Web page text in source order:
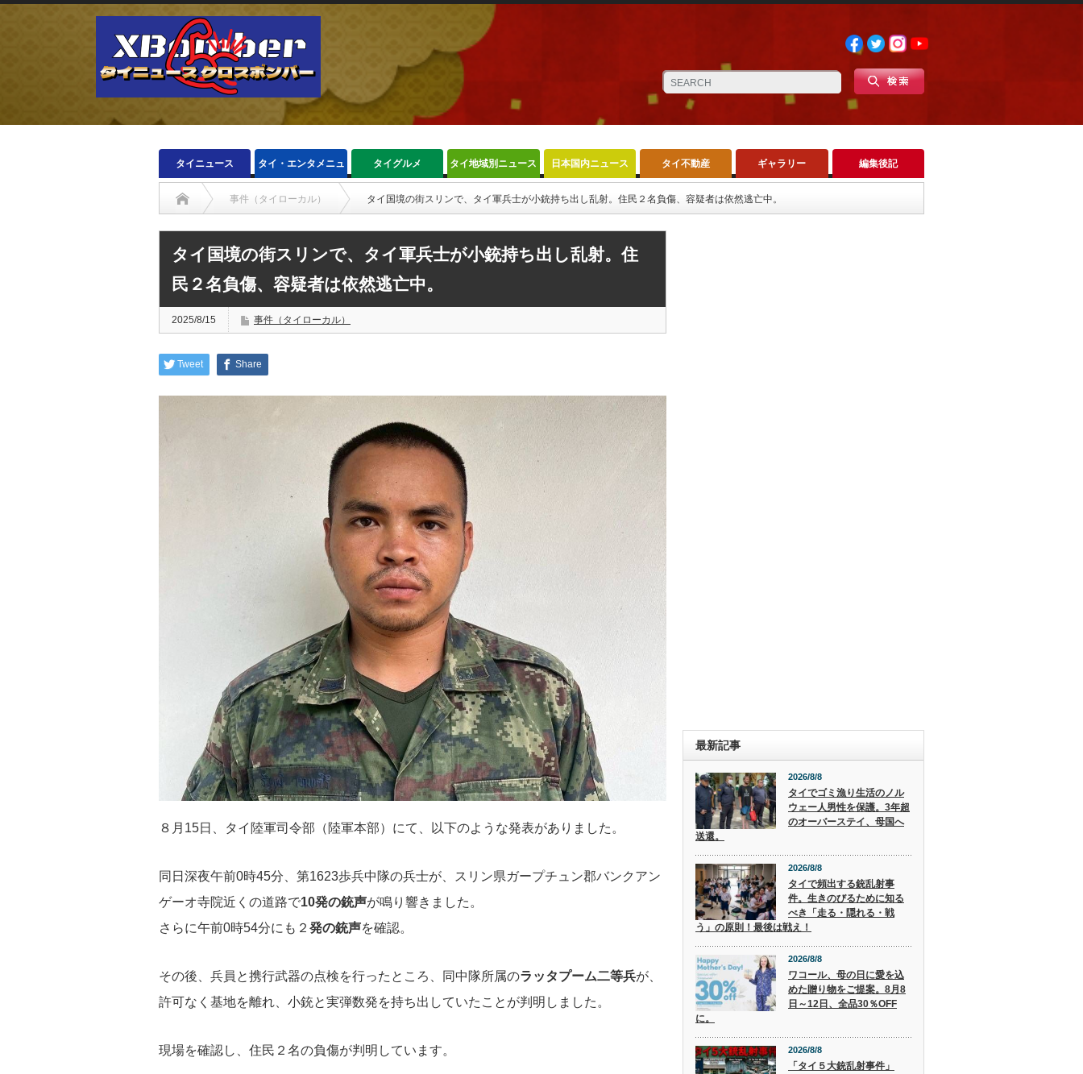
タイニュース タイ・エンタメニュ
ース
タイグルメ タイ地域別ニュース 日本国内ニュース タイ不動産 ギャラリー 編集後記
事件（タイローカル） タイ国境の街スリンで、タイ軍兵士が小銃持ち出し乱射。住民２名負傷、容疑者は依然逃亡中。
タイ国境の街スリンで、タイ軍兵士が小銃持ち出し乱射。住
民２名負傷、容疑者は依然逃亡中。
2025/8/15 事件（タイローカル）
Tweet Share
８月15日、タイ陸軍司令部（陸軍本部）にて、以下のような発表がありました。
同日深夜午前0時45分、第1623歩兵中隊の兵士が、スリン県ガープチュン郡バンクアン
ゲーオ寺院近くの道路で10発の銃声が鳴り響きました。
さらに午前0時54分にも２ 発の銃声を確認。
その後、兵員と携行武器の点検を行ったところ、同中隊所属のラッタプーム二等兵が、
許可なく基地を離れ、小銃と実弾数発を持ち出していたことが判明しました。
現場を確認し、住民２名の負傷が判明しています。
最新記事
2026/8/8
タイでゴミ漁り生活のノル
ウェー人男性を保護。3年超
のオーバーステイ、母国へ
送還。
2026/8/8
タイで頻出する銃乱射事
件。生きのびるために知る
べき「走る・隠れる・戦
う」の原則！最後は戦え！
2026/8/8
ワコール、母の日に愛を込
めた贈り物をご提案。8月8
日～12日、全品30％OFF
に。
2026/8/8
「タイ５大銃乱射事件」